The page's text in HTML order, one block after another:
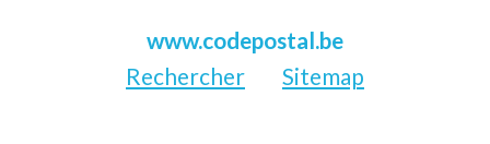
www.codepostal.be
Rechercher
Sitemap